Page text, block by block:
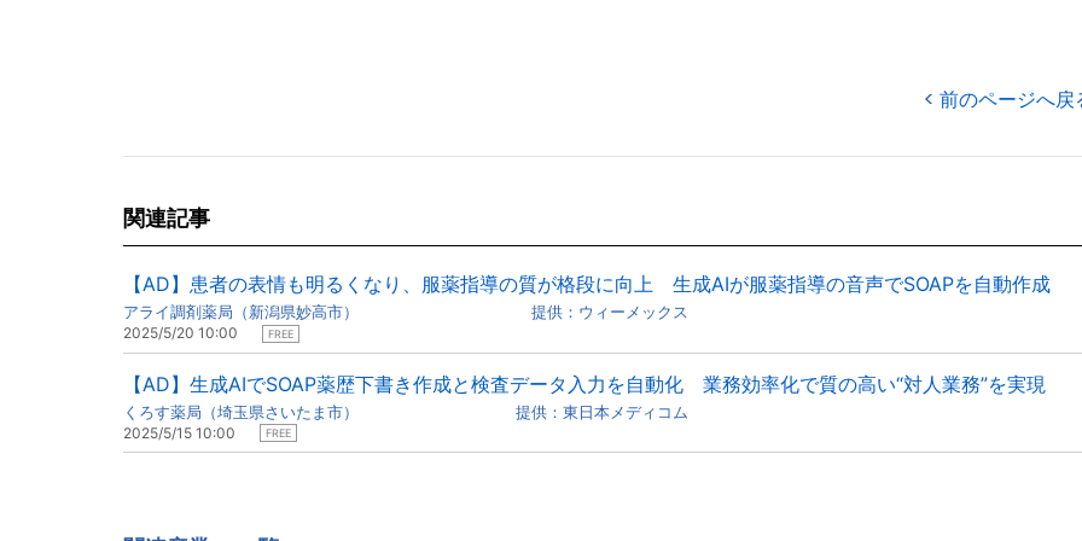
前のページへ戻
関連記事
【AD】患者の表情も明るくなり、服薬指導の質が格段に向上 生成AIが服薬指導の音声でSOAPを自動作成
アライ調剤薬局（新潟県妙高市） 提供：ウィーメックス
2025/5/20 10:00 FREE
【AD】生成AIでSOAP薬歴下書き作成と検査データ入力を自動化 業務効率化で質の高い“対人業務”を実現
くろす薬局（埼玉県さいたま市） 提供：東日本メディコム
2025/5/15 10:00 FREE